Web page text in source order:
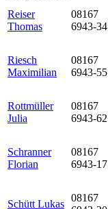
Reiser
Thomas
08167
6943-34
Riesch
Maximilian
08167
6943-55
Rottmüller
Julia
08167
6943-62
Schranner
Florian
08167
6943-17
Schütt Lukas
08167